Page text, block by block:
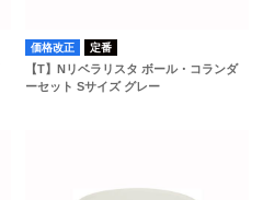
価格改正 定番
【T】Nリベラリスタ ボール・コランダ
ーセット Sサイズ グレー